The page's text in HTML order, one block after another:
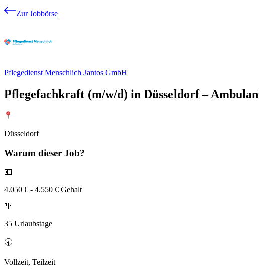
Zur Jobbörse
Pflegedienst Menschlich Jantos GmbH
Pflegefachkraft (m/w/d) in Düsseldorf –
Düsseldorf
Warum dieser Job?
💶
4.050 € - 4.550 € Gehalt
🌴
35 Urlaubstage
🕣
Vollzeit, Teilzeit